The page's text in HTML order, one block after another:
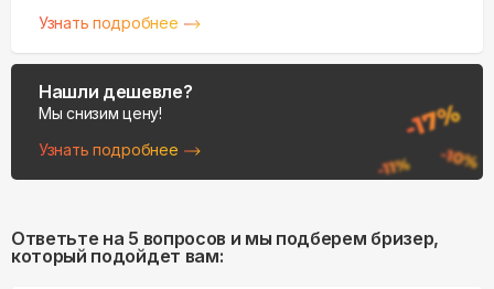
Узнать подробнее
Нашли дешевле?
Мы снизим цену!
Узнать подробнее
Ответьте на 5 вопросов и мы подберем бризер,
который подойдет вам: